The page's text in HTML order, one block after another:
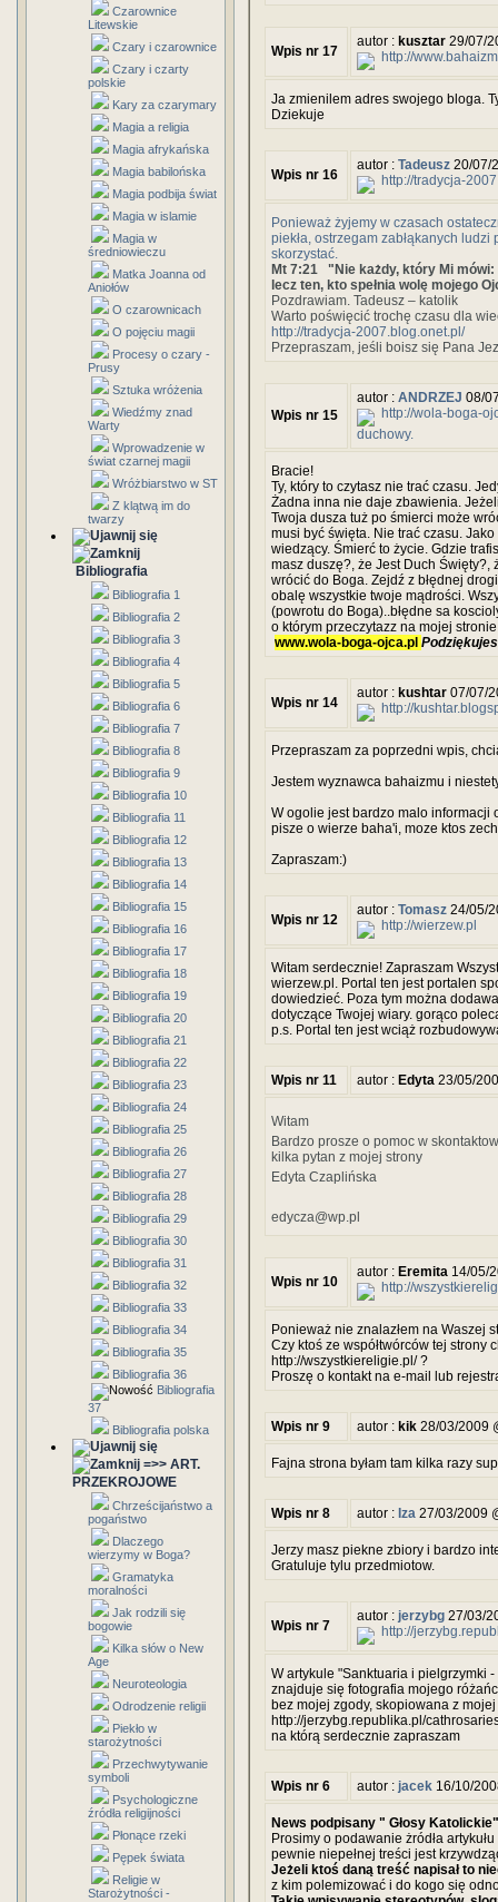
Czarownice
Litewskie
Czary i czarownice
Czary i czarty
polskie
Kary za czarymary
Magia a religia
Magia afrykańska
Magia babilońska
Magia podbija świat
Magia w islamie
Magia w
średniowieczu
Matka Joanna od
Aniołów
O czarownicach
O pojęciu magii
Procesy o czary -
Prusy
Sztuka wróżenia
Wiedźmy znad
Warty
Wprowadzenie w
świat czarnej magii
Wróżbiarstwo w ST
Z klątwą im do
twarzy
Bibliografia
Bibliografia 1
Bibliografia 2
Bibliografia 3
Bibliografia 4
Bibliografia 5
Bibliografia 6
Bibliografia 7
Bibliografia 8
Bibliografia 9
Bibliografia 10
Bibliografia 11
Bibliografia 12
Bibliografia 13
Bibliografia 14
Bibliografia 15
Bibliografia 16
Bibliografia 17
Bibliografia 18
Bibliografia 19
Bibliografia 20
Bibliografia 21
Bibliografia 22
Bibliografia 23
Bibliografia 24
Bibliografia 25
Bibliografia 26
Bibliografia 27
Bibliografia 28
Bibliografia 29
Bibliografia 30
Bibliografia 31
Bibliografia 32
Bibliografia 33
Bibliografia 34
Bibliografia 35
Bibliografia 36
Bibliografia
37
Bibliografia polska
=>> ART.
PRZEKROJOWE
Chrześcijaństwo a
pogaństwo
Dlaczego
wierzymy w Boga?
Gramatyka
moralności
Jak rodzili się
bogowie
Kilka słów o New
Age
Neuroteologia
Odrodzenie religii
Piekło w
starożytności
Przechwytywanie
symboli
Psychologiczne
źródła religijności
Płonące rzeki
Pępek świata
Religie w
Starożytności -
Wpis nr 17
autor : kusztar29/07/
http://
Ja zmienilem adres swojego bloga.
Dziekuje
Wpis nr 16
autor : Tadeusz20/07/
http://tradycja-
Ponieważ żyjemy w czasach
piekła, ostrzegam zabłąkanych
skorzystać.
Mt 7:21 "Nie każdy, który Mi mówi:
lecz ten, kto spełnia wolę mojego
Pozdrawiam. Tadeusz – katolik
Warto poświęcić trochę czasu dla
http://tradycja-2007.blog.onet.pl/
Przepraszam, jeśli boisz się Pana
Wpis nr 15
autor : ANDRZEJ 08/
http://wola-boga-
duchowy.
Bracie!
Ty, który to czytasz nie trać czasu.
Żadna inna nie daje zbawienia.
Twoja dusza tuż po śmierci może
musi być święta. Nie trać czasu.
wiedzący. Śmierć to życie. Gdzie
masz duszę?, że Jest Duch Święty?,
wrócić do Boga. Zejdź z błędnej
obalę wszystkie twoje mądrości.
(powrotu do Boga)..błędne sa
o którym przeczytazz na mojej
www.wola-boga-ojca.pl
Wpis nr 14
autor : kushtar07/07/
http://
Przepraszam za poprzedni wpis,
Jestem wyznawca bahaizmu i
W ogolie jest bardzo malo informacji
pisze o wierze baha'i, moze ktos
Zapraszam:)
Wpis nr 12
autor : Tomasz24/05/
http://wierzew.pl
Witam serdecznie! Zapraszam
wierzew.pl. Portal ten jest portalen
dowiedzieć. Poza tym można
dotyczące Twojej wiary. gorąco
p.s. Portal ten jest wciąż
Wpis nr 11 autor : Edyta23/05/
Witam
Bardzo prosze o pomoc w
kilka pytan z mojej strony
Edyta Czaplińska
edycza@wp.pl
Wpis nr 10
autor : Eremita14/05/
http://
Ponieważ nie znalazłem na Waszej
Czy ktoś ze współtwórców tej strony
http://wszystkiereligie.pl/ ?
Proszę o kontakt na e-mail lub
Wpis nr 9 autor : kik28/03/2009
Fajna strona byłam tam kilka razy
Wpis nr 8 autor : Iza27/03/2009
Jerzy masz piekne zbiory i bardzo
Gratuluje tylu przedmiotow.
Wpis nr 7
autor : jerzybg27/03/
http://
W artykule "Sanktuaria i pielgrzymki
znajduje się fotografia mojego
bez mojej zgody, skopiowana z mojej
http://jerzybg.republika.pl/
na którą serdecznie zapraszam
Wpis nr 6 autor : jacek16/10/
News podpisany " Głosy
Prosimy o podawanie żródła
pewnie niepełnej treści jest
Jeżeli ktoś daną treść napisał to
z kim polemizować i do kogo się